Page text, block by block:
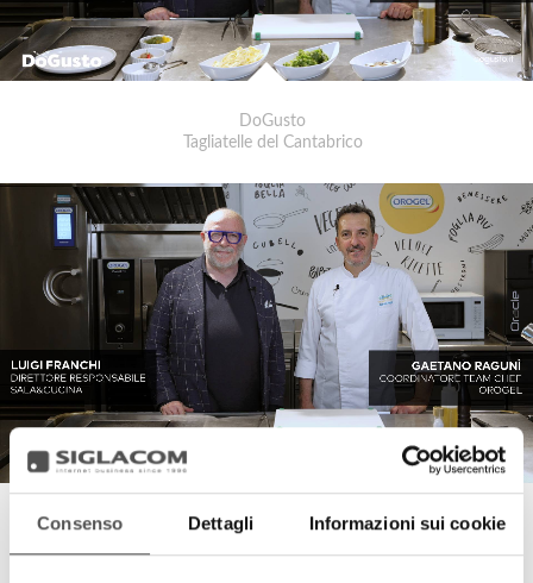
Consenso Dettagli Informazioni sui cookie
DoGusto
Tagliatelle del Cantabrico
DoGusto